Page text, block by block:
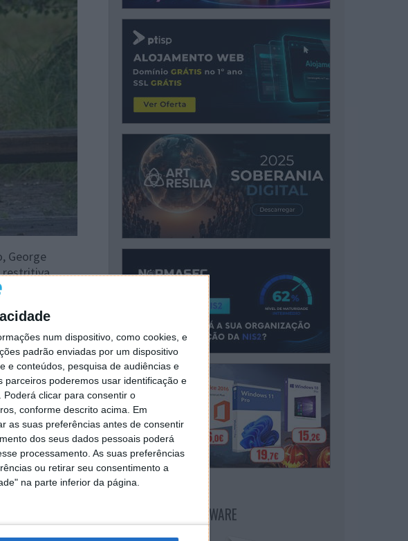
num dispositivo, como cookies, e
padrão enviadas por um dispositivo
e conteúdos, pesquisa de audiências e
poderemos usar identificação e
clicar para consentir o
conforme descrito acima. Em
as suas preferências antes de consentir
dos seus dados pessoais poderá
processamento. As suas preferências
ou retirar seu consentimento a
na parte inferior da página.
George
restritiva.
à forma
Murthy,ter
os
NEWSLETTER PPLWARE